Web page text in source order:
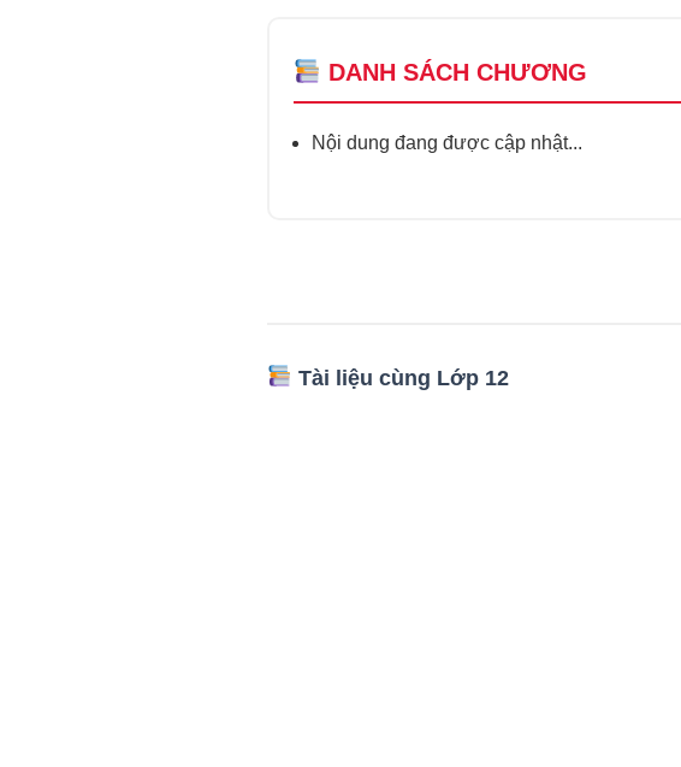
DANH SÁCH CHƯƠNG
Nội dung đang được cập nhật...
Tài liệu cùng Lớp 12